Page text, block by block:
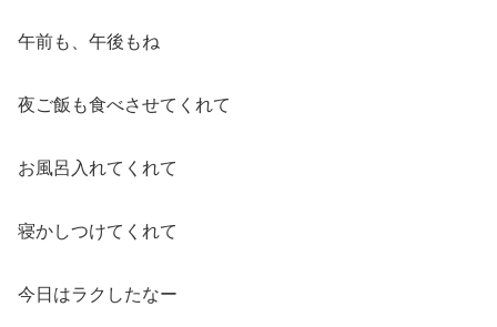
午前も、午後もね
夜ご飯も食べさせてくれて
お風呂入れてくれて
寝かしつけてくれて
今日はラクしたなー